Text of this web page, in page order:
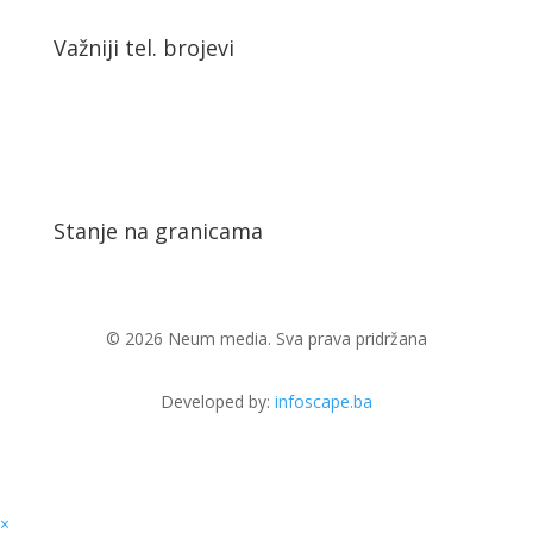
Važniji tel. brojevi
Stanje na granicama
© 2026 Neum media. Sva prava pridržana
Developed by: infoscape.ba
×